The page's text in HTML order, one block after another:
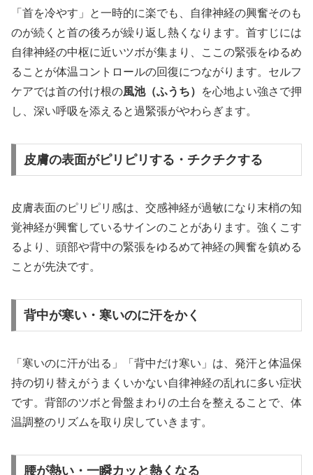
「首を冷やす」と一時的に楽でも、自律神経の興奮そのも
のが続くと首の後ろが繰り返し熱くなります。首すじには
自律神経の中枢に近いツボが集まり、ここの緊張をゆるめ
ることが体温コントロールの回復につながります。セルフ
ケアでは首の付け根の風池（ふうち）
を心地よい強さで押
し、深い呼吸を添えると過緊張がやわらぎます。
皮膚の表面がピリピリする・チクチクする
皮膚表面のピリピリ感は、交感神経が過敏になり末梢の知
覚神経が興奮しているサインのことがあります。強くこす
るより、頭部や背中の緊張をゆるめて神経の興奮を鎮める
ことが先決です。
背中が寒い・寒いのに汗をかく
「寒いのに汗が出る」「背中だけ寒い」は、発汗と体温保
持の切り替えがうまくいかない自律神経の乱れに多い症状
です。背部のツボと骨盤まわりの土台を整えることで、体
温調整のリズムを取り戻していきます。
腰が熱い・一瞬カッと熱くなる